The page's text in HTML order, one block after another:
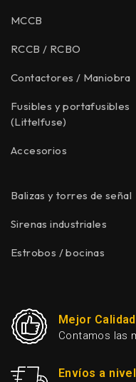
MCCB
RCCB / RCBO
Contactores / Maniobra
Fusibles y portafusibles
(Littelfuse)
Accesorios
Balizas y torres de señal
Sirenas industriales
Estrobos / bocinas
Mejor Calidad
Contamos las
Envíos a